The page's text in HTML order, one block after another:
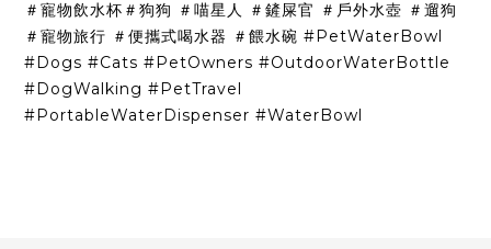
＃寵物飲水杯＃狗狗 ＃喵星人 ＃鏟屎官 ＃戶外水壺 ＃遛狗
＃寵物旅行 ＃便攜式喝水器 ＃ 餵水碗 #PetWaterBowl
#Dogs #Cats #PetOwners #OutdoorWaterBottle
#DogWalking #PetTravel
#PortableWaterDispenser #WaterBowl